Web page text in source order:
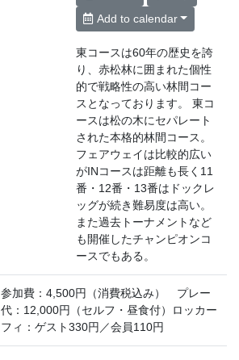
Add to calendar
東コースは60年の歴史を誇
り、赤松林に囲まれた個性
的で戦略性の高い林間コー
スとなっております。 東コ
ースは松の木にセパレート
された本格的林間コース。
フェアウェイは比較的広い
がINコースは距離も長く11
番・12番・13番はドックレ
ッグが続き難易度は高い。
また過去トーナメントなど
も開催したチャンピオンコ
ースでもある。
参加費：4,500円（消費税込み） プレー
代：12,000円（セルフ・昼食付）ロッカー
フィ：ゲスト330円／会員110円